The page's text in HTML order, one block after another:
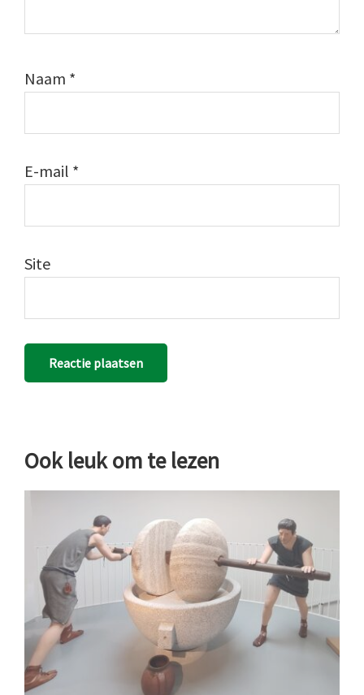
Naam *
E-mail *
Site
Ook leuk om te lezen